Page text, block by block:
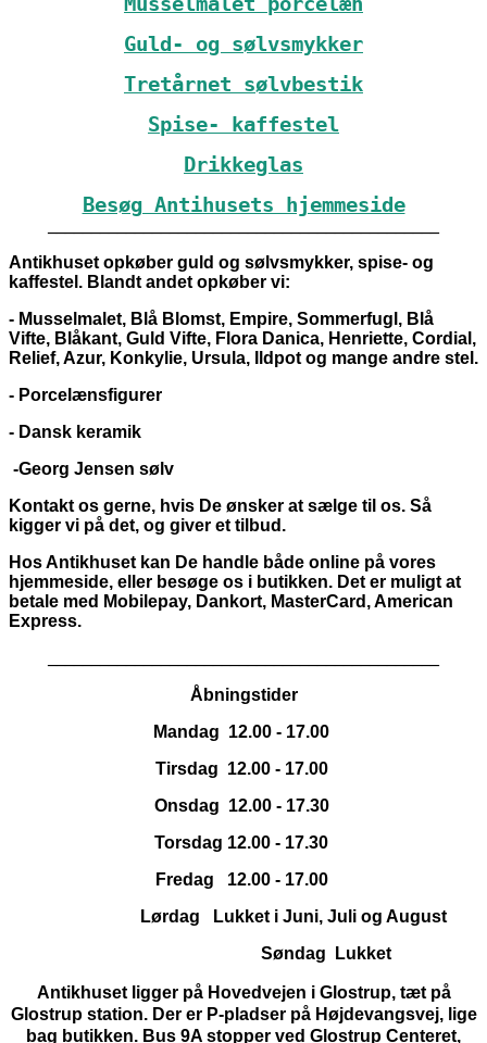
Guld- og sølvsmykker
Tretårnet sølvbestik
Spise- kaffestel
Drikkeglas
Besøg Antihusets hjemmeside
Antikhuset opkøber guld og sølvsmykker, spise- og
kaffestel. Blandt andet opkøber vi:
- Musselmalet, Blå Blomst, Empire, Sommerfugl, Blå
Vifte, Blåkant, Guld Vifte, Flora Danica, Henriette, Cordial,
Relief, Azur, Konkylie, Ursula, Ildpot og mange andre stel.
- Porcelænsfigurer
- Dansk keramik
-Georg Jensen sølv
Kontakt os gerne, hvis De ønsker at sælge til os. Så
kigger vi på det, og giver et tilbud.
Hos Antikhuset kan De handle både online på vores
hjemmeside, eller besøge os i butikken. Det er muligt at
betale med Mobilepay, Dankort, MasterCard, American
Express.
Åbningstider
Mandag 12.00 - 17.00
Tirsdag 12.00 - 17.00
Onsdag 12.00 - 17.30
Torsdag 12.00 - 17.30
Fredag 12.00 - 17.00
Lørdag Lukket i Juni, Juli og August
Søndag Lukket
Antikhuset ligger på Hovedvejen i Glostrup, tæt på
Glostrup station. Der er P-pladser på Højdevangsvej, lige
bag butikken. Bus 9A stopper ved Glostrup Centeret,